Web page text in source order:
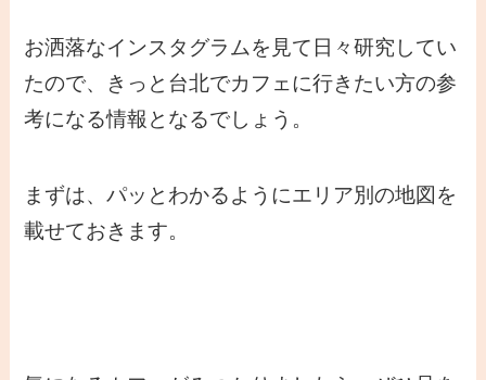
お洒落なインスタグラムを見て日々研究してい
たので、きっと台北でカフェに行きたい方の参
考になる情報となるでしょう。
まずは、パッとわかるようにエリア別の地図を
載せておきます。